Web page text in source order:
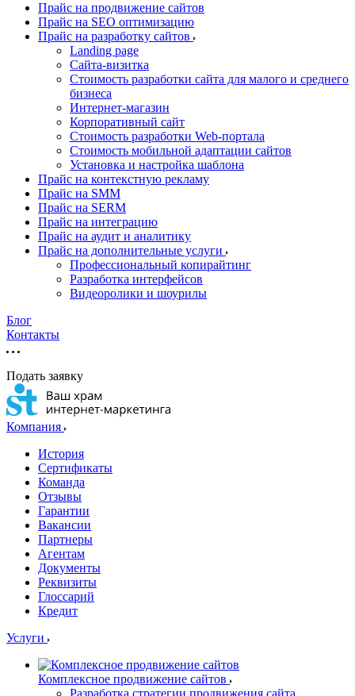
Прайс на продвижение сайтов
Прайс на SEO оптимизацию
Прайс на разработку сайтов
Landing page
Cайта-визитка
Стоимость разработки сайта для малого и среднего
бизнеса
Интернет-магазин
Корпоративный сайт
Стоимость разработки Web-портала
Стоимость мобильной адаптации сайтов
Установка и настройка шаблона
Прайс на контекстную рекламу
Прайс на SMM
Прайс на SERM
Прайс на интеграцию
Прайс на аудит и аналитику
Прайс на дополнительные услуги
Профессиональный копирайтинг
Разработка интерфейсов
Видеоролики и шоурилы
Блог
Контакты
Подать заявку
Компания
История
Сертификаты
Команда
Отзывы
Гарантии
Вакансии
Партнеры
Агентам
Документы
Реквизиты
Глоссарий
Кредит
Услуги
Комплексное продвижение сайтов
Разработка стратегии продвижения сайта